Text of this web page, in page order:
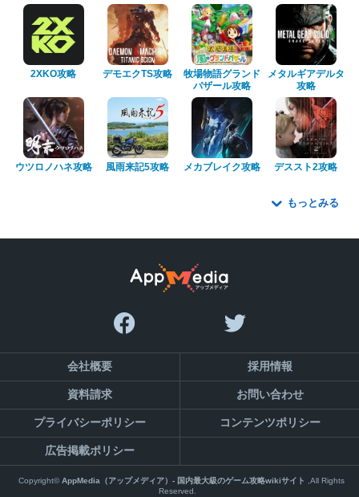
2XKO攻略 デモエクTS攻略
牧場物語グランド
バザール攻略
メタルギアデルタ
攻略
ウツロノハネ攻略 風雨来記5攻略 メカブレイク攻略 デススト2攻略
もっとみる
会社概要 採用情報
資料請求 お問い合わせ
プライバシーポリシー コンテンツポリシー
広告掲載ポリシー
Copyright©AppMedia（アップメディア）- 国内最大級のゲーム攻略wikiサイト ,All Rights
Reserved.